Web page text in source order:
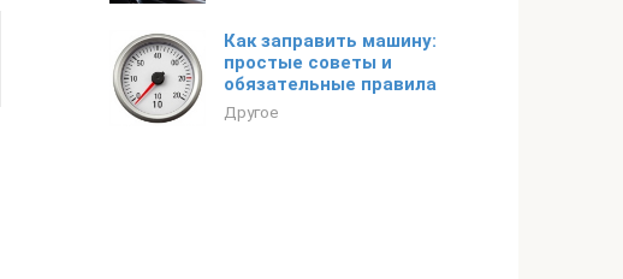
Как заправить машину:
простые советы и
обязательные правила
Другое